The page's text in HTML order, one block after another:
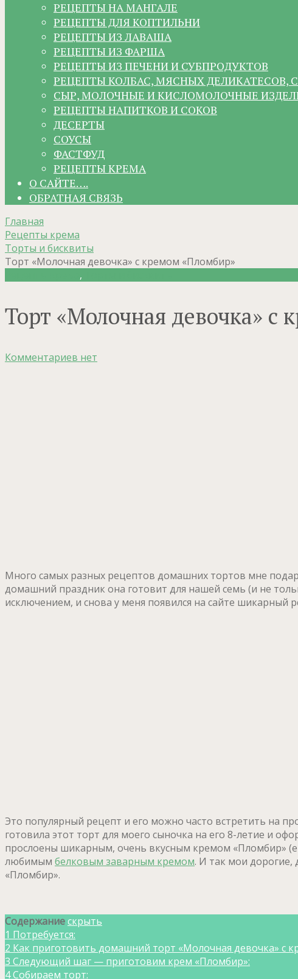
РЕЦЕПТЫ НА МАНГАЛЕ
РЕЦЕПТЫ ДЛЯ КОПТИЛЬНИ
РЕЦЕПТЫ ИЗ ЛАВАША
РЕЦЕПТЫ ИЗ ФАРША
РЕЦЕПТЫ ИЗ ПЕЧЕНИ И СУБПРОДУКТОВ
РЕЦЕПТЫ КОЛБАС, МЯСНЫХ ДЕЛИКАТЕСОВ,
СЫР, МОЛОЧНЫЕ И КИСЛОМОЛОЧНЫЕ
РЕЦЕПТЫ НАПИТКОВ И СОКОВ
ДЕСЕРТЫ
СОУСЫ
ФАСТФУД
РЕЦЕПТЫ КРЕМА
О САЙТЕ….
ОБРАТНАЯ СВЯЗЬ
Главная
Рецепты крема
Торты и бисквиты
Торт «Молочная девочка» с кремом «Пломбир»
,
Торт «Молочная девочка» с
Комментариев нет
Много самых разных рецептов домашних тортов мне
домашний праздник она готовит для нашей семь (и не
исключением, и снова у меня появился на сайте шикарный
Это популярный рецепт и его можно часто встретить на
готовила этот торт для моего сыночка на его 8-летие и
прослоены шикарным, очень вкусным кремом «Пломбир»
любимым белковым заварным кремом. И так мои дорогие,
«Пломбир».
Содержаниескрыть
1 Потребуется:
2 Как приготовить домашний торт «Молочная девочка» с
3 Следующий шаг — приготовим крем «Пломбир»:
4Собираем торт: